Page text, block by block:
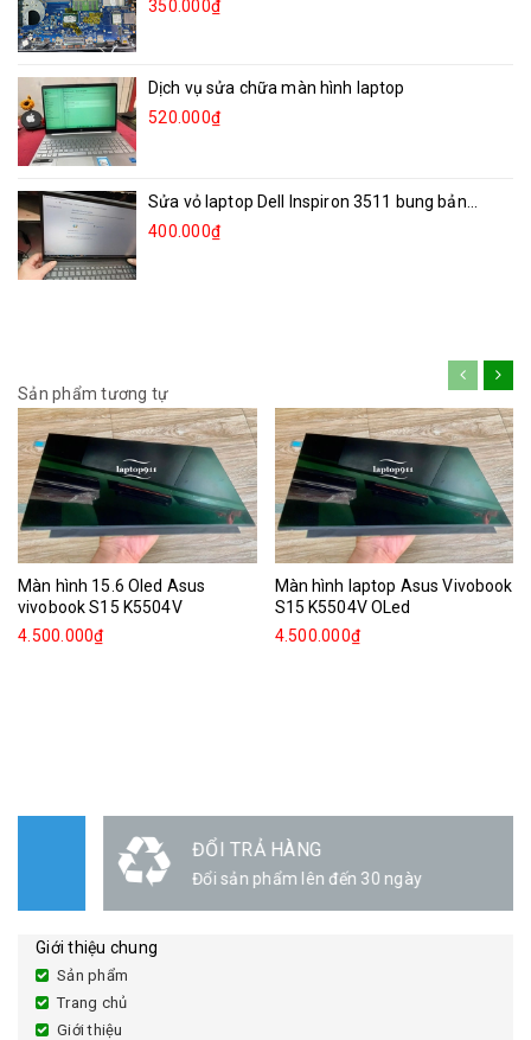
350.000₫
Dịch vụ sửa chữa màn hình laptop
520.000₫
Sửa vỏ laptop Dell Inspiron 3511 bung bản...
400.000₫
Sản phẩm tương tự
Màn hình 15.6 Oled Asus
vivobook S15 K5504V
4.500.000₫
Màn hình laptop Asus Vivobook
S15 K5504V OLed
4.500.000₫
ĐỔI TRẢ HÀNG
Đổi sản phẩm lên đến 30 ngày
Giới thiệu chung
Sản phẩm
Trang chủ
Giới thiệu